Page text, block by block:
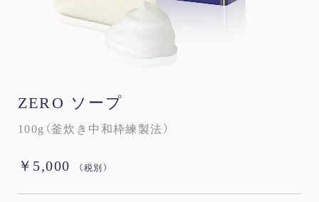
ZERO ソープ
100g（釜炊き中和枠練製法）
￥5,000 （税別）